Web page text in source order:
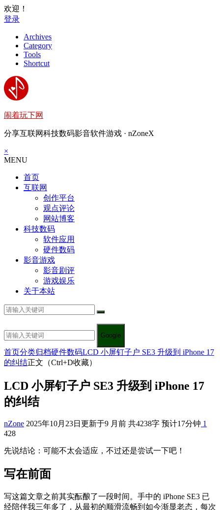
欢迎！
登录
Archives
Category
Tools
Shortcut
闹着玩下网
分享互联网科技数码影音软件游戏 · nZoneX
×
MENU
首页
互联网
创作平台
观点评论
网站博客
科技数码
软件应用
硬件数码
影音游戏
影音剧评
游戏娱乐
关于本站
Google
首页分类归档硬件数码LCD 小屏钉子户 SE3 升级到 iPhone 17
的纠结正文（Ctrl+D收藏）
LCD 小屏钉子户 SE3 升级到 iPhone 17
的纠结
nZone 2025年10月23日 更新于9 月前 共4238字 预计17分钟 1
428
先说结论：可能不太会适应，不过还是尝试一下吧！
写在前面
写这篇文章之前其实酝酿了一段时间。手中的 iPhone SE3 已
经陪伴我三年多了，从最初的顺滑流畅到如今渐显老态，每次